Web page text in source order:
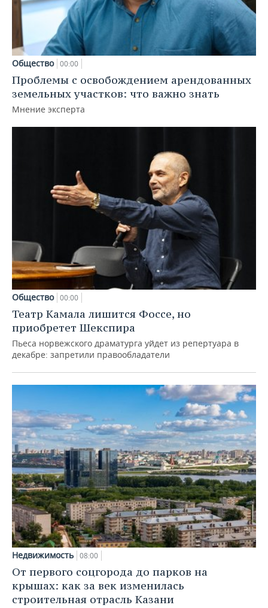
Общество 00:00
Проблемы с освобождением арендованных
земельных участков: что важно знать
Мнение эксперта
Общество 00:00
Театр Камала лишится Фоссе, но
приобретет Шекспира
Пьеса норвежского драматурга уйдет из репертуара в
декабре: запретили правообладатели
Недвижимость 08:00
От первого соцгорода до парков на
крышах: как за век изменилась
строительная отрасль Казани